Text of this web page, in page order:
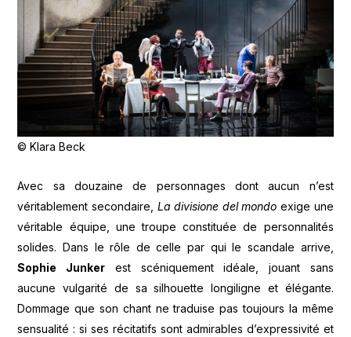
© Klara Beck
Avec sa douzaine de personnages dont aucun n’est
véritablement secondaire, La divisione del mondo exige une
véritable équipe, une troupe constituée de personnalités
solides. Dans le rôle de celle par qui le scandale arrive,
Sophie Junker est scéniquement idéale, jouant sans
aucune vulgarité de sa silhouette longiligne et élégante.
Dommage que son chant ne traduise pas toujours la même
sensualité : si ses récitatifs sont admirables d’expressivité et